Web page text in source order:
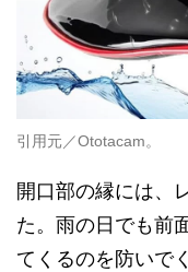
引用元／Ototacam。
開口部の縁には、
た。雨の日でも前
てくるのを防いで